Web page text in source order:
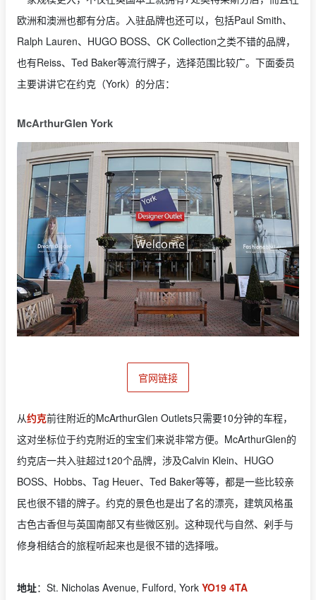
欧洲和澳洲也都有分店。入驻品牌也还可以，包括Paul Smith、
Ralph Lauren、HUGO BOSS、CK Collection之类不错的品牌，
也有Reiss、Ted Baker等流行牌子，选择范围比较广。下面委员
主要讲讲它在约克（York）的分店：
McArthurGlen York
官网链接
从约克前往附近的McArthurGlen Outlets只需要10分钟的车程，
这对坐标位于约克附近的宝宝们来说非常方便。McArthurGlen的
约克店一共入驻超过120个品牌，涉及Calvin Klein、HUGO
BOSS、Hobbs、Tag Heuer、Ted Baker等等，都是一些比较亲
民也很不错的牌子。约克的景色也是出了名的漂亮，建筑风格虽
古色古香但与英国南部又有些微区别。这种现代与自然、剁手与
修身相结合的旅程听起来也是很不错的选择哦。
地址：St. Nicholas Avenue, Fulford, York YO19 4TA